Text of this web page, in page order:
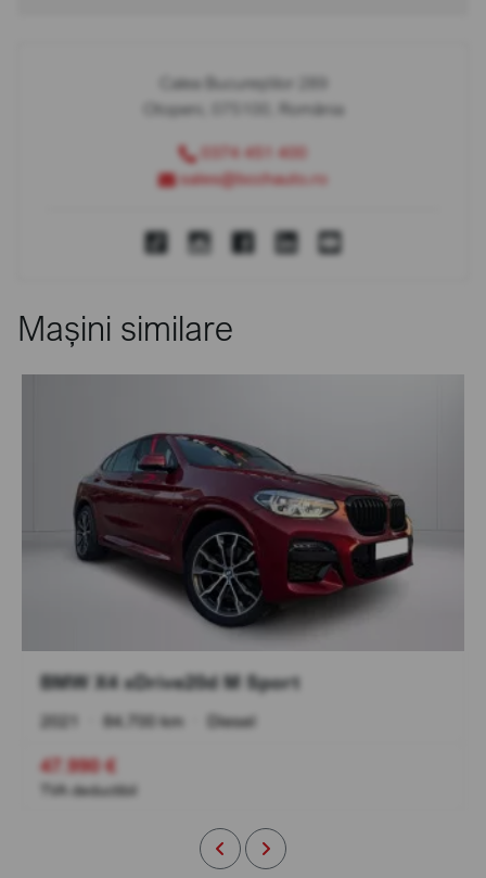
Calea Bucureștilor 289
Otopeni, 075100, România
0374 451 400
sales@bcchauto.ro
Mașini similare
BMW X4 xDrive20d M Sport
2021 84.700 km Diesel
47.990 €
TVA deductibil